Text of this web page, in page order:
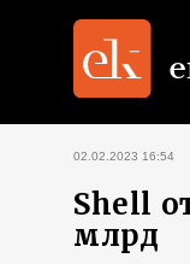
02.02.2023 16:54
Shell
млрд